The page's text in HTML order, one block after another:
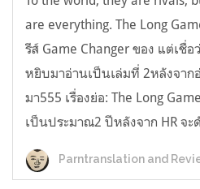
are everything. The Long
รีส์ Game Changer ของ แต่เชื่อ
หยิบมาอ่านเป็นเล่มที่ 2หลังจาก
มา555 เรื่องย่อ: The Long
เป็นประมาณ2 ปีหลังจาก HR จะ
Parntranslation and